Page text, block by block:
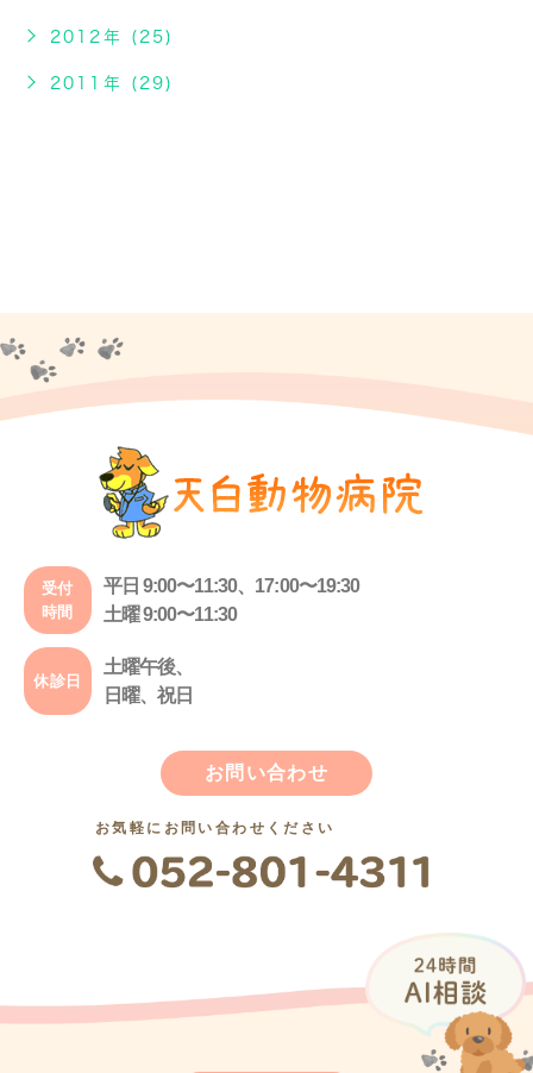
2012年 (25)
2011年 (29)
受付
時間
平日 9:00〜11:30、17:00〜19:30
土曜 9:00〜11:30
休診日
土曜午後、
日曜、祝日
お問い合わせ
お気軽にお問い合わせください